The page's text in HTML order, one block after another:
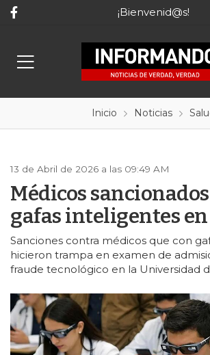
¡Bienvenid@s!
Inicio Noticias
13 de Abril de 2026 a las 09:49 AM
Médicos
gafas inteligentes
Sanciones contra médicos que con
hicieron trampa en examen de
fraude tecnológico en la Universidad